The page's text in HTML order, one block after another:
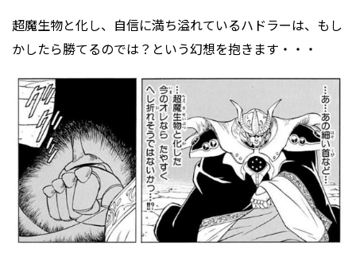
超魔生物と化し、自信に満ち溢れているハドラーは、もし
かしたら勝てるのでは？という幻想を抱きます・・・